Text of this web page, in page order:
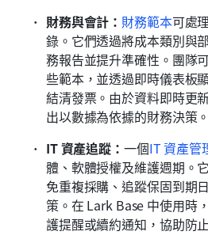
財務與會計： 財務範本可處
錄。它們透過將成本類別與
務報告並提升準確性。團隊
些範本，並透過即時儀表板
結清發票。由於資料即時更
出以數據為依據的財務決策。
IT 資產追蹤： 一個IT 資產管
體、軟體授權及維護週期。
免重複採購、追蹤保固到期
策。在 Lark Base 中使用時
護提醒或續約通知，協助防